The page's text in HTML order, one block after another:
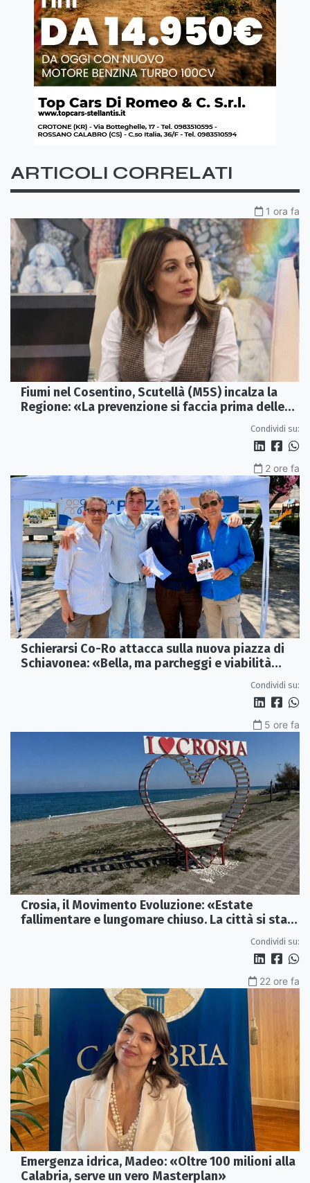
ARTICOLI CORRELATI
1 ora fa
Fiumi nel Cosentino, Scutellà (M5S) incalza la
Regione: «La prevenzione si faccia prima delle
Condividi su:
2 ore fa
Schierarsi Co-Ro attacca sulla nuova piazza di
Schiavonea: «Bella, ma parcheggi e viabilità
Condividi su:
5 ore fa
Crosia, il Movimento Evoluzione: «Estate
fallimentare e lungomare chiuso. La città si sta
Condividi su:
22 ore fa
Emergenza idrica, Madeo: «Oltre 100 milioni alla
Calabria, serve un vero Masterplan»